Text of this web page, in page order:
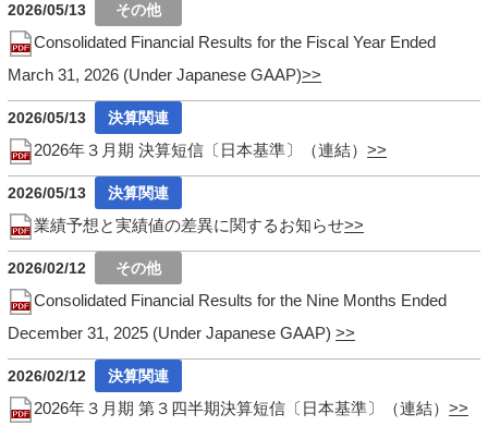
2026/05/13
Consolidated Financial Results for the Fiscal Year Ended
March 31, 2026 (Under Japanese GAAP)
2026/05/13
2026年３月期 決算短信〔日本基準〕（連結）
2026/05/13
業績予想と実績値の差異に関するお知らせ
2026/02/12
Consolidated Financial Results for the Nine Months Ended
December 31, 2025 (Under Japanese GAAP)
2026/02/12
2026年３月期 第３四半期決算短信〔日本基準〕（連結）